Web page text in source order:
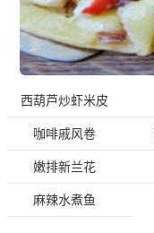
西葫芦炒虾米皮
咖啡戚风卷
嫩排新兰花
麻辣水煮鱼